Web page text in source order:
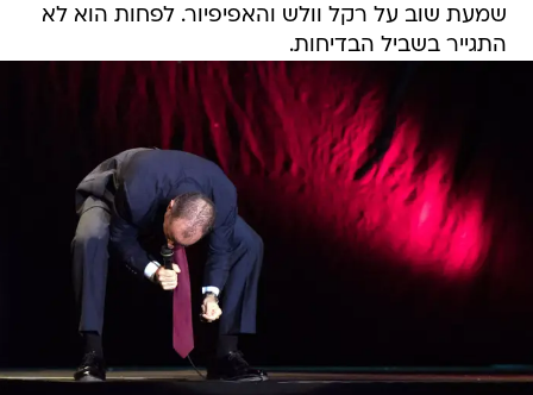
שמעת שוב על רקל וולש והאפיפיור. לפחות הוא לא
התגייר בשביל הבדיחות.